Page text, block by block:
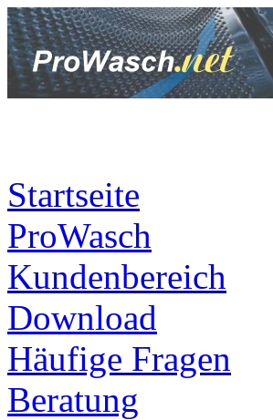
Startseite
ProWasch
Kundenbereich
Download
Häufige Fragen
Beratung